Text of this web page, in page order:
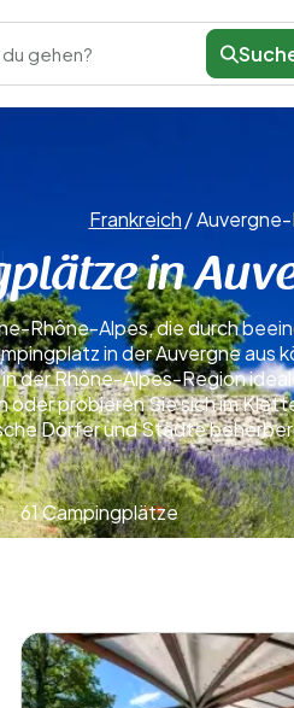
gehen?
Frankreich/
in
Rhône-Alpes, die durch
in der Auvergne aus
Rhône-Alpes-Region
probieren Sie sich im
Dörfer und Städte
61 Campingplätze